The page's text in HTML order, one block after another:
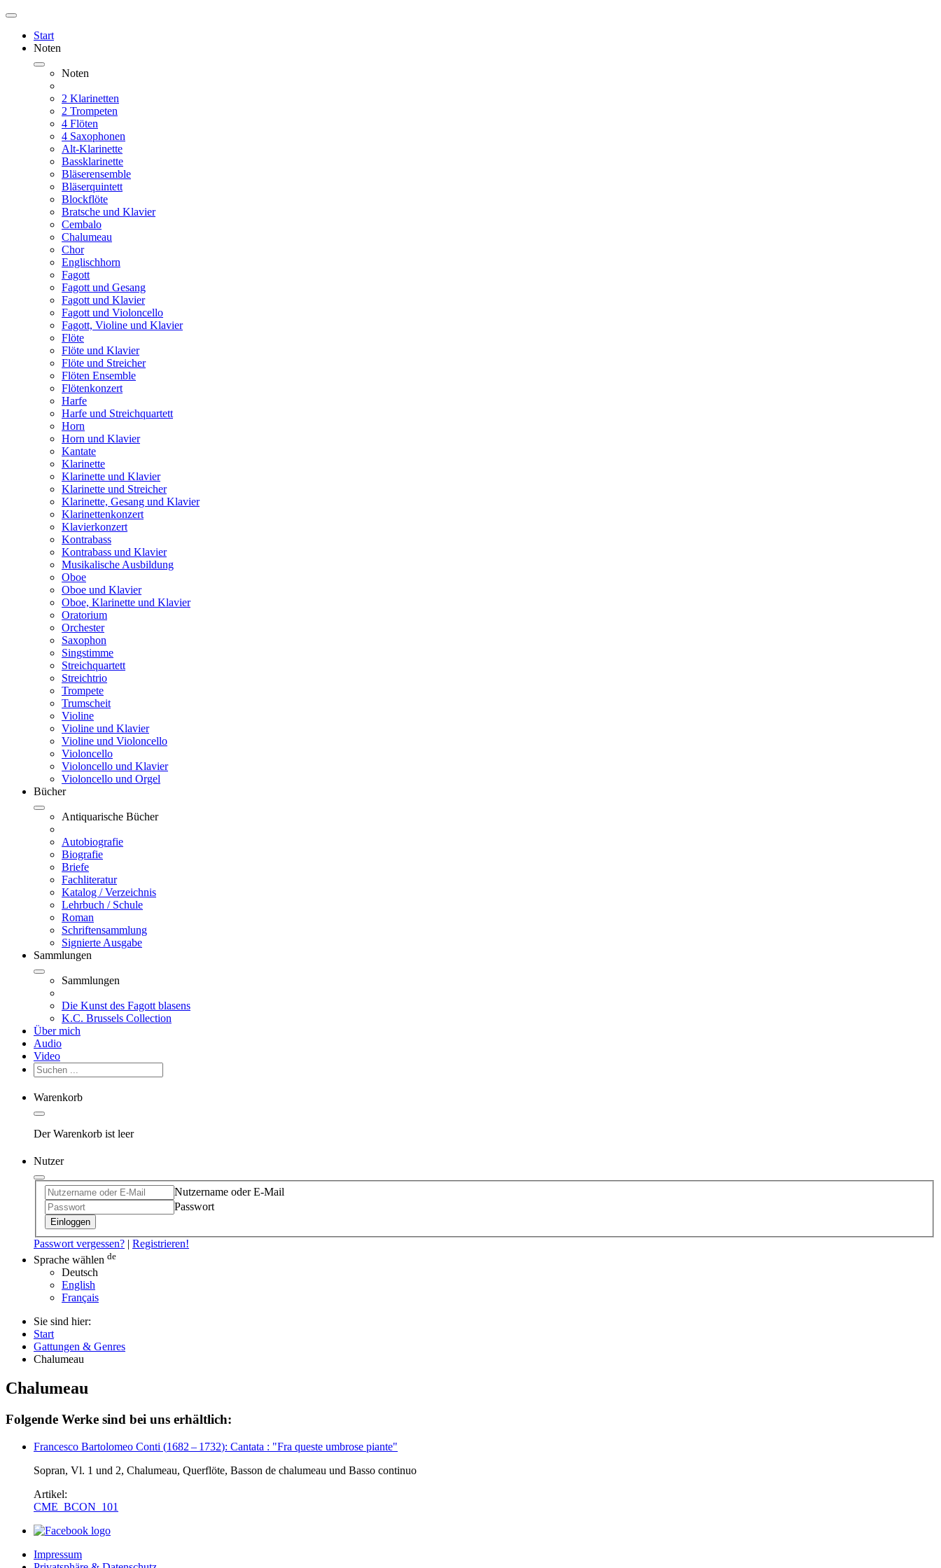
Start
Noten
Noten
2 Klarinetten
2 Trompeten
4 Flöten
4 Saxophonen
Alt-Klarinette
Bassklarinette
Bläserensemble
Bläserquintett
Blockflöte
Bratsche und Klavier
Cembalo
Chalumeau
Chor
Englischhorn
Fagott
Fagott und Gesang
Fagott und Klavier
Fagott und Violoncello
Fagott, Violine und Klavier
Flöte
Flöte und Klavier
Flöte und Streicher
Flöten Ensemble
Flötenkonzert
Harfe
Harfe und Streichquartett
Horn
Horn und Klavier
Kantate
Klarinette
Klarinette und Klavier
Klarinette und Streicher
Klarinette, Gesang und Klavier
Klarinettenkonzert
Klavierkonzert
Kontrabass
Kontrabass und Klavier
Musikalische Ausbildung
Oboe
Oboe und Klavier
Oboe, Klarinette und Klavier
Oratorium
Orchester
Saxophon
Singstimme
Streichquartett
Streichtrio
Trompete
Trumscheit
Violine
Violine und Klavier
Violine und Violoncello
Violoncello
Violoncello und Klavier
Violoncello und Orgel
Bücher
Antiquarische Bücher
Autobiografie
Biografie
Briefe
Fachliteratur
Katalog / Verzeichnis
Lehrbuch / Schule
Roman
Schriftensammlung
Signierte Ausgabe
Sammlungen
Sammlungen
Die Kunst des Fagott blasens
K.C. Brussels Collection
Über mich
Audio
Video
Warenkorb
Der Warenkorb ist leer
Nutzer
Nutzername oder E-Mail
Passwort
Einloggen
Passwort vergessen? | Registrieren!
Sprache wählen de
Deutsch
English
Français
Sie sind hier:
Start
Gattungen & Genres
Chalumeau
Chalumeau
Folgende Werke sind bei uns erhältlich:
Francesco Bartolomeo Conti (1682 – 1732): Cantata : "Fra queste umbrose piante"
Sopran, Vl. 1 und 2, Chalumeau, Querflöte, Basson de chalumeau und Basso continuo
Artikel:
CME_BCON_101
Impressum